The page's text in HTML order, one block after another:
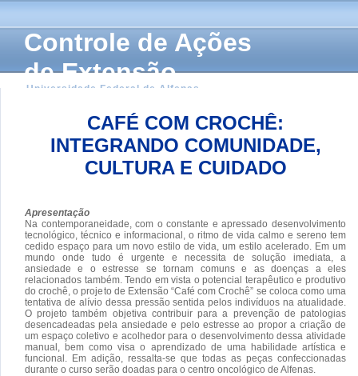
Controle de Ações
de Extensão
Universidade Federal de Alfenas
CAFÉ COM CROCHÊ:
INTEGRANDO COMUNIDADE,
CULTURA E CUIDADO
Apresentação
Na contemporaneidade, com o constante e apressado desenvolvimento
tecnológico, técnico e informacional, o ritmo de vida calmo e sereno tem
cedido espaço para um novo estilo de vida, um estilo acelerado. Em um
mundo onde tudo é urgente e necessita de solução imediata, a
ansiedade e o estresse se tornam comuns e as doenças a eles
relacionados também. Tendo em vista o potencial terapêutico e produtivo
do crochê, o projeto de Extensão “Café com Crochê” se coloca como uma
tentativa de alívio dessa pressão sentida pelos indivíduos na atualidade.
O projeto também objetiva contribuir para a prevenção de patologias
desencadeadas pela ansiedade e pelo estresse ao propor a criação de
um espaço coletivo e acolhedor para o desenvolvimento dessa atividade
manual, bem como visa o aprendizado de uma habilidade artística e
funcional. Em adição, ressalta-se que todas as peças confeccionadas
durante o curso serão doadas para o centro oncológico de Alfenas.